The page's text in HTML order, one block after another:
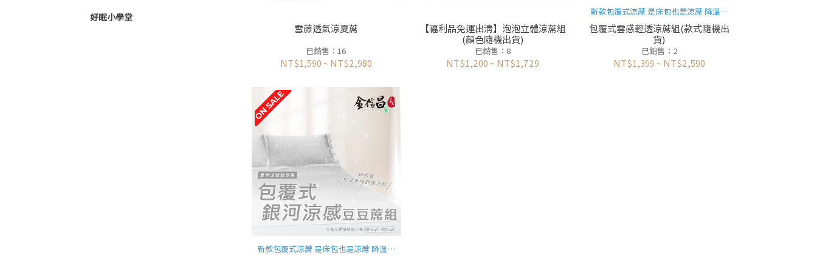
好眠小學堂
雪藤透氣涼夏蓆
已銷售：16
NT$1,590 ~NT$2,980
【福利品免運出清】泡泡立體涼蓆組
(顏色隨機出貨)
已銷售：8
NT$1,200 ~NT$1,729
新款包覆式涼蓆 是床包也是涼蓆 降溫超
有感
包覆式雲感輕透涼蓆組(款式隨機出
貨)
已銷售：2
NT$1,399 ~NT$2,590
新款包覆式涼蓆 是床包也是涼蓆 降溫超